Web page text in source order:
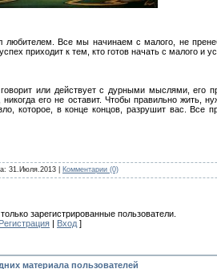
любителем. Все мы начинаем с малого, не
приходит к тем, кто готов начать с малого и
или действует с дурными мыслями, его
его не оставит. Чтобы правильно жить,
которое, в конце концов, разрушит вас. Все
31.Июля.2013 Комментарии (0)
зарегистрированные пользователи.
Регистрация | Вход ]
материала пользователей